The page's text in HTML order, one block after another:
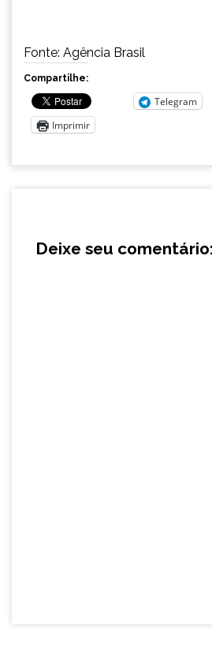
Fonte: Agência Brasil
Compartilhe:
Telegram
Imprimir
Deixe seu comentário: